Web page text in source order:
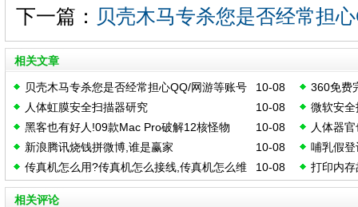
下一篇： 贝壳木马专杀您是否经常担
相关文章
10-08
贝壳木马专杀您是否经常担心QQ/网游等账号
被盗？
360免费
10-08
人体虹膜安全扫描器研究
微软安
10-08
黑客也有好人!09款Mac Pro破解12核怪物
人体器
10-08
新浪腾讯烧钱拼微博,谁是赢家
哺乳假
10-08
传真机怎么用?传真机怎么接线,传真机怎么维
护
打印内
相关评论